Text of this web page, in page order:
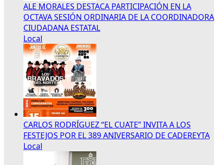
ALE MORALES DESTACA PARTICIPACIÓN EN LA
OCTAVA SESIÓN ORDINARIA DE LA COORDINADORA
CIUDADANA ESTATAL
Local
CARLOS RODRÍGUEZ “EL CUATE” INVITA A LOS
FESTEJOS POR EL 389 ANIVERSARIO DE CADEREYTA
Local